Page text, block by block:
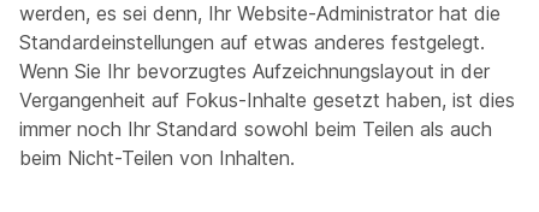
werden, es sei denn, Ihr Website-Administrator hat die
Standardeinstellungen auf etwas anderes festgelegt.
Wenn Sie Ihr bevorzugtes Aufzeichnungslayout in der
Vergangenheit auf Fokus-Inhalte gesetzt haben, ist dies
immer noch Ihr Standard sowohl beim Teilen als auch
beim Nicht-Teilen von Inhalten.